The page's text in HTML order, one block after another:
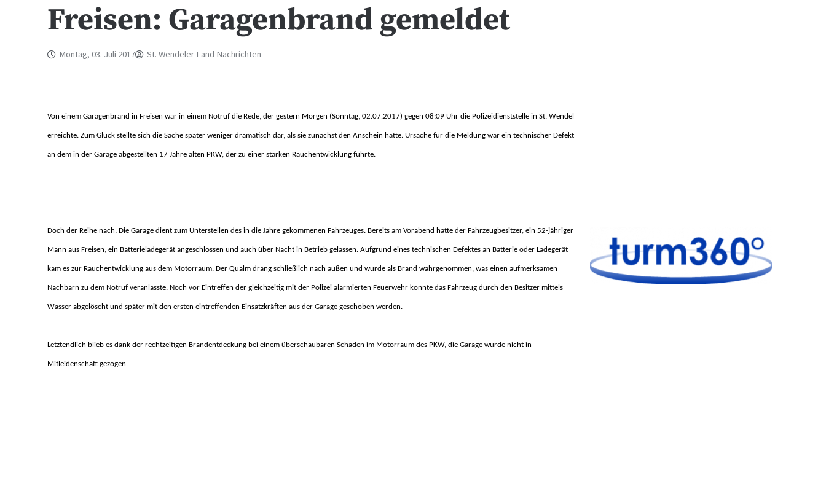
Freisen: Garagenbrand gemeldet
Montag, 03. Juli 2017 St. Wendeler Land Nachrichten
Von einem Garagenbrand in Freisen war in einem Notruf die Rede, der gestern Morgen (Sonntag, 02.07.2017) gegen 08:09 Uhr die Polizeidienststelle in St. Wendel
erreichte. Zum Glück stellte sich die Sache später weniger dramatisch dar, als sie zunächst den Anschein hatte. Ursache für die Meldung war ein technischer Defekt
an dem in der Garage abgestellten 17 Jahre alten PKW, der zu einer starken Rauchentwicklung führte.
Doch der Reihe nach: Die Garage dient zum Unterstellen des in die Jahre gekommenen Fahrzeuges. Bereits am Vorabend hatte der Fahrzeugbesitzer, ein 52-jähriger
Mann aus Freisen, ein Batterieladegerät angeschlossen und auch über Nacht in Betrieb gelassen. Aufgrund eines technischen Defektes an Batterie oder Ladegerät
kam es zur Rauchentwicklung aus dem Motorraum. Der Qualm drang schließlich nach außen und wurde als Brand wahrgenommen, was einen aufmerksamen
Nachbarn zu dem Notruf veranlasste. Noch vor Eintreffen der gleichzeitig mit der Polizei alarmierten Feuerwehr konnte das Fahrzeug durch den Besitzer mittels
Wasser abgelöscht und später mit den ersten eintreffenden Einsatzkräften aus der Garage geschoben werden.
Letztendlich blieb es dank der rechtzeitigen Brandentdeckung bei einem überschaubaren Schaden im Motorraum des PKW, die Garage wurde nicht in
Mitleidenschaft gezogen.